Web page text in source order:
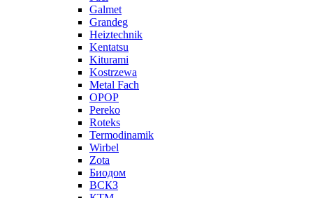
Galmet
Grandeg
Heiztechnik
Kentatsu
Kiturami
Kostrzewa
Metal Fach
OPOP
Pereko
Roteks
Termodinamik
Wirbel
Zota
Биодом
ВСКЗ